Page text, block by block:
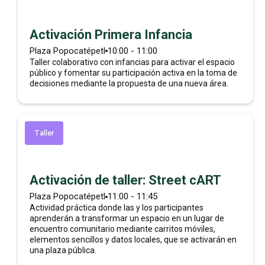
semana.
Casa UC
6:00 - 6:30
DJ Set
Fiesta de bienvenida.
Casa UC
Activación Primera Infancia
Plaza Popocatépetl 10:00 - 11:00
Taller colaborativo con infancias para activar el espacio
público y fomentar su participación activa en la toma de
decisiones mediante la propuesta de una nueva área.
Taller
Activación de taller: Street cART
Plaza Popocatépetl 11:00 - 11:45
Actividad práctica donde las y los participantes
aprenderán a transformar un espacio en un lugar de
encuentro comunitario mediante carritos móviles,
elementos sencillos y datos locales, que se activarán en
una plaza pública.